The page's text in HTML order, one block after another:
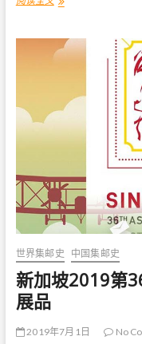
0
3
6
国
际
集
邮
览
获
奖
世界集邮史 中国集邮史
新加坡2019第
展品
2019年7月1日
No